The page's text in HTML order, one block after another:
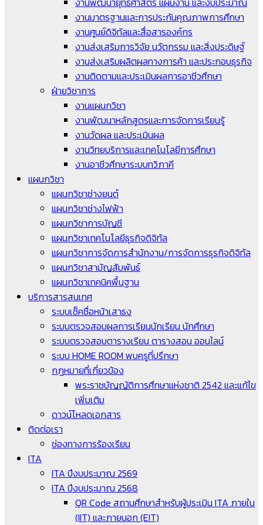
งานมาตรฐานและการประกันคุณภาพการศึกษา
งานศูนย์ดิจิทัลและสื่อสารองค์กร
งานส่งเสริมการวิจัย นวัตกรรม และสิ่งประดิษฐ์
งานส่งเสริมผลิตผลทางการค้า และประกอบธุรกิจ
งานติดตามและประเมินผลการอาชีวศึกษา
ฝ่ายวิชาการ
งานแผนกวิชา
งานพัฒนาหลักสูตรและการจัดการเรียนรู้
งานวัดผล และประเมินผล
งานวิทยบริการและเทคโนโลยีการศึกษา
งานอาชีวศึกษาระบบทวิภาคี
แผนกวิชา
แผนกวิชาช่างยนต์
แผนกวิชาช่างไฟฟ้า
แผนกวิชาการบัญชี
แผนกวิชาเทคโนโลยีธุรกิจดิจิทัล
แผนกวิชาการจัดการสำนักงาน/การจัดการธุรกิจดิจิทัล
แผนกวิชาสามัญสัมพันธ์
แผนกวิชาเทคนิคพื้นฐาน
บริการสารสนเทศ
ระบบเช็คชื่อหน้าเสาธง
ระบบตรวจสอบผลการเรียนนักเรียน นักศึกษา
ระบบตรวจสอบตารางเรียน ตารางสอน ออนไลน์
ระบบ HOME ROOM พบครูที่ปรึกษา
กฎหมายที่เกี่ยวข้อง
พระราชบัญญัติการศึกษาแห่งชาติ 2542 และแก้ไข
เพิ่มเติม
ดาวน์โหลดเอกสาร
ติดต่อเรา
ช่องทางการร้องเรียน
ITA
ITA ปีงบประมาณ 2569
ITA ปีงบประมาณ 2568
QR Code สถานศึกษาสำหรับผู้ประเมิน ITA ภายใน
(IIT) และภายนอก (EIT)